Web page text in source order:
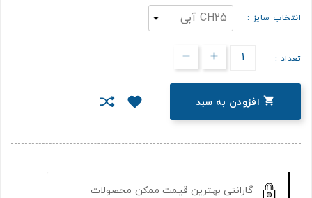
انتخاب سایز :
تعداد :
 افزودن به سبد
گارانتی بهترین قیمت ممکن محصولات